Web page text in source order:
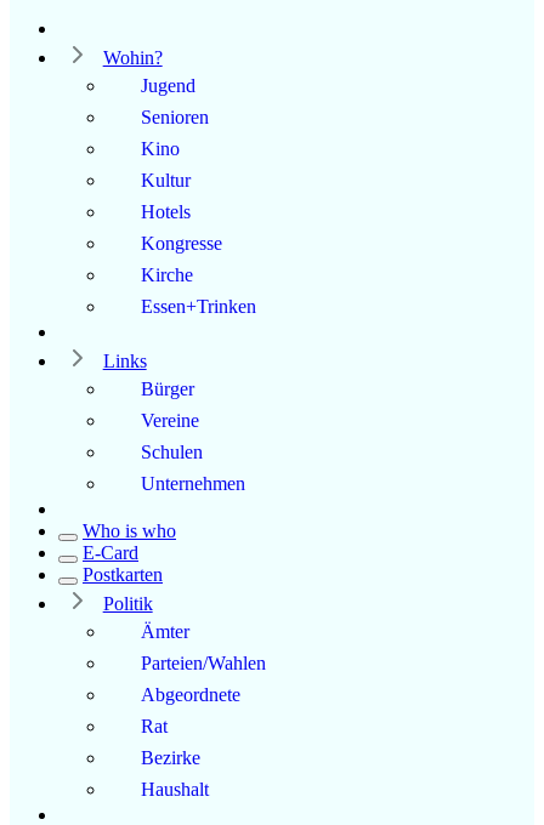
Wohin?
Jugend
Senioren
Kino
Kultur
Hotels
Kongresse
Kirche
Essen+Trinken
Links
Bürger
Vereine
Schulen
Unternehmen
Who is who
E-Card
Postkarten
Politik
Ämter
Parteien/Wahlen
Abgeordnete
Rat
Bezirke
Haushalt